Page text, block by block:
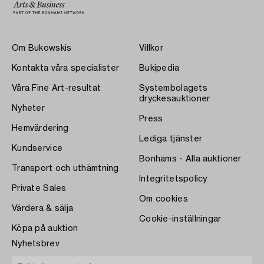
Om Bukowskis
Kontakta våra specialister
Våra Fine Art-resultat
Nyheter
Hemvärdering
Kundservice
Transport och uthämtning
Private Sales
Värdera & sälja
Köpa på auktion
Villkor
Bukipedia
Systembolagets
dryckesauktioner
Press
Lediga tjänster
Bonhams - Alla auktioner
Integritetspolicy
Om cookies
Cookie-inställningar
Nyhetsbrev